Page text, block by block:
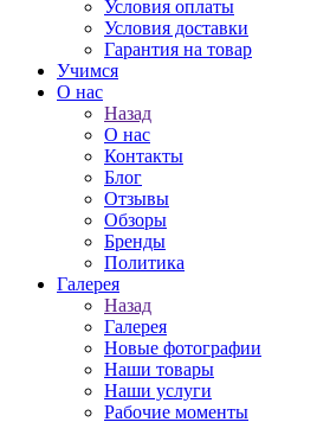
Условия оплаты
Условия доставки
Гарантия на товар
Учимся
О нас
Назад
О нас
Контакты
Блог
Отзывы
Обзоры
Бренды
Политика
Галерея
Назад
Галерея
Новые фотографии
Наши товары
Наши услуги
Рабочие моменты